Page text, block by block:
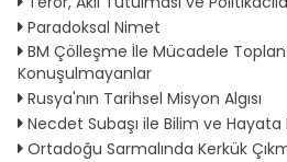
Paradoksal Nimet
BM Çölleşme İle Mücadele
Konuşulmayanlar
Rusya'nın Tarihsel Misyon Algısı
Necdet Subaşı ile Bilim ve Hayata
Ortadoğu Sarmalında Kerkük